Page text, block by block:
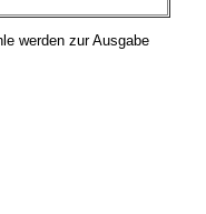
werden zur Ausgabe